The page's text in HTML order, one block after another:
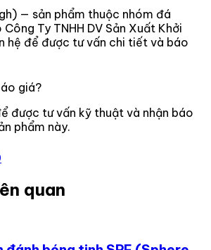
— sản phẩm thuộc nhóm đá
Ty TNHH DV Sản Xuất Khởi
hệ để được tư vấn chi tiết và báo
giá?
được tư vấn kỹ thuật và nhận báo
phẩm này.
quan